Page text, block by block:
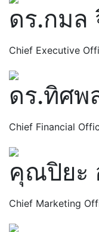
ดร.กมล
Chief Executive
ดร.ทิศพ
Chief Financial
คุณปิยะ
Chief Marketing